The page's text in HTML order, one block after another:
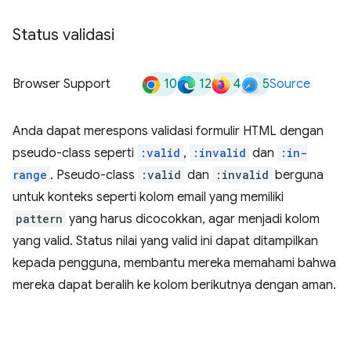
Status validasi
Browser Support 10 12 4 5Source
Anda dapat merespons validasi formulir HTML dengan
pseudo-class seperti
:valid , :invalid dan
:in-
range . Pseudo-class :valid dan :invalid berguna
untuk konteks seperti kolom email yang memiliki
pattern yang harus dicocokkan, agar menjadi kolom
yang valid. Status nilai yang valid ini dapat ditampilkan
kepada pengguna, membantu mereka memahami bahwa
mereka dapat beralih ke kolom berikutnya dengan aman.